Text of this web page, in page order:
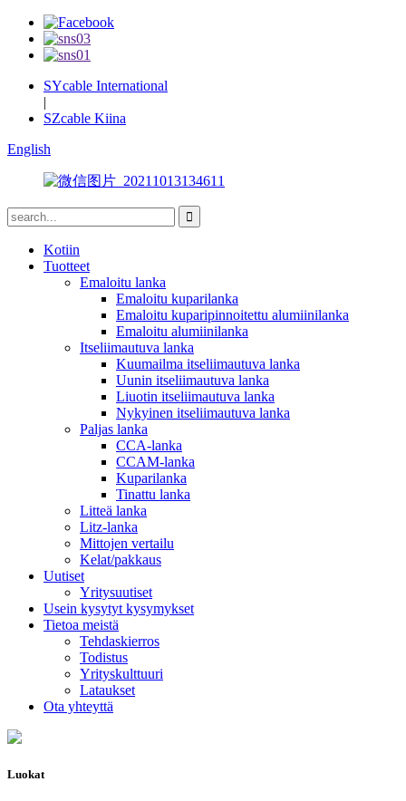
SYcable International
|
SZcable Kiina
English
Kotiin
Tuotteet
Emaloitu lanka
Emaloitu kuparilanka
Emaloitu kuparipinnoitettu alumiinilanka
Emaloitu alumiinilanka
Itseliimautuva lanka
Kuumailma itseliimautuva lanka
Uunin itseliimautuva lanka
Liuotin itseliimautuva lanka
Nykyinen itseliimautuva lanka
Paljas lanka
CCA-lanka
CCAM-lanka
Kuparilanka
Tinattu lanka
Litteä lanka
Litz-lanka
Mittojen vertailu
Kelat/pakkaus
Uutiset
Yritysuutiset
Usein kysytyt kysymykset
Tietoa meistä
Tehdaskierros
Todistus
Yrityskulttuuri
Lataukset
Ota yhteyttä
Luokat